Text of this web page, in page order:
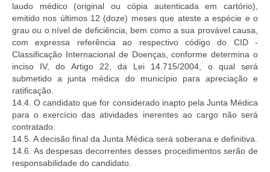
laudo médico (original ou cópia autenticada em cartório),
emitido nos últimos 12 (doze) meses que ateste a espécie e o
grau ou o nível de deficiência, bem como a sua provável causa,
com expressa referência ao respectivo código do CID -
Classificação Internacional de Doenças, conforme determina o
inciso IV, do Artigo 22, da Lei 14.715/2004, o qual será
submetido a junta médica do município para apreciação e
ratificação.
14.4. O candidato que for considerado inapto pela Junta Médica
para o exercício das atividades inerentes ao cargo não será
contratado.
14.5. A decisão final da Junta Médica será soberana e definitiva.
14.6. As despesas decorrentes desses procedimentos serão de
responsabilidade do candidato.